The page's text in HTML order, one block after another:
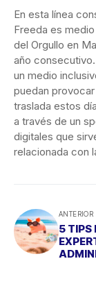
En esta línea
Freeda es
del Orgullo en
año
un medio
puedan
traslada estos
a través de un
digitales que
relacionada con
ANTERIOR
5 TIPS